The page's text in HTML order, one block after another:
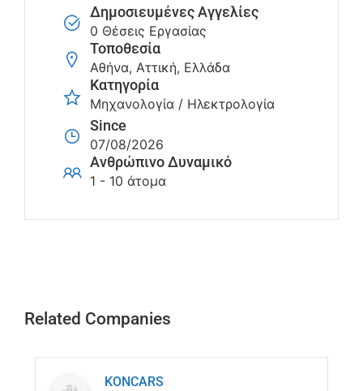
Δημοσιευμένες Αγγελίες
0 Θέσεις Εργασίας
Τοποθεσία
Αθήνα, Αττική, Ελλάδα
Κατηγορία
Μηχανολογία / Ηλεκτρολογία
Since
07/08/2026
Ανθρώπινο Δυναμικό
1 - 10 άτομα
Related Companies
KONCARS